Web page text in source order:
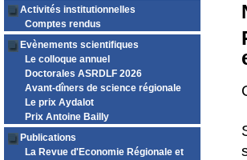
Activités institutionnelles
Comptes rendus
Evènements scientifiques
Le colloque annuel
Doctorales ASRDLF 2026
Avant-dîners de science régionale
Le prix Aydalot
Prix Antoine Bailly
Publications
La Revue d'Economie Régionale et